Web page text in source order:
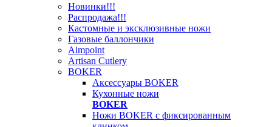
Новинки!!!
Распродажа!!!
Кастомные и эксклюзивные ножи
Газовые баллончики
Aimpoint
Artisan Cutlery
BOKER
Аксессуары BOKER
Кухонные ножи
BOKER
Ножи BOKER с фиксированным